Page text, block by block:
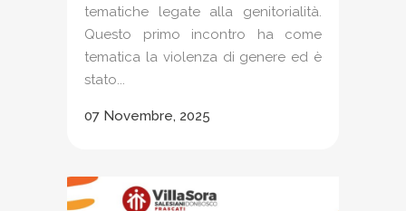
tematiche legate alla genitorialità.
Questo primo incontro ha come
tematica la violenza di genere ed è
stato...
07 Novembre, 2025